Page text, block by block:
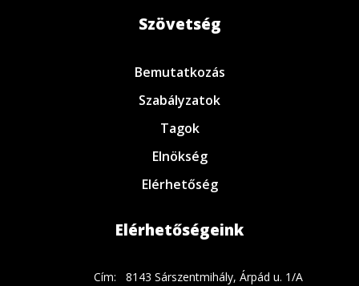
Szövetség
Bemutatkozás
Szabályzatok
Tagok
Elnökség
Elérhetőség
Elérhetőségeink
Cím:
8143 Sárszentmihály, Árpád u. 1/A